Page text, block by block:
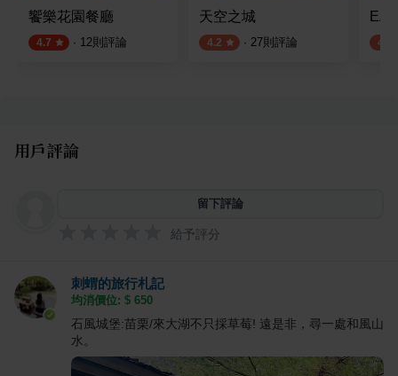
饗樂花園餐廳
4.7 · 12則評論
天空之城
4.2 · 27則評論 4.3
用戶評論
留下評論
給予評分
刺蝟的旅行札記
均消價位: $ 650
石風城堡:苗栗/來大湖不只採草莓! 遠是非，尋一處和風山
水。